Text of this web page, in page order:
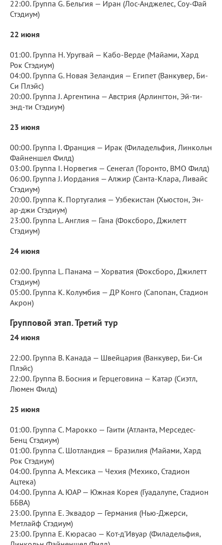
22:00. Группа G. Бельгия — Иран (Лос-Анджелес, Соу-Фай
Стэдиум)
22 июня
01:00. Группа H. Уругвай — Кабо-Верде (Майами, Хард
Рок Стэдиум)
04:00. Группа G. Новая Зеландия — Египет (Ванкувер, Би-
Си Плэйс)
20:00. Группа J. Аргентина — Австрия (Арлингтон, Эй-ти-
энд-ти Стэдиум)
23 июня
00:00. Группа I. Франция — Ирак (Филадельфия, Линкольн
Файненшел Филд)
03:00. Группа I. Норвегия — Сенегал (Торонто, BMO Филд)
06:00. Группа J. Иордания — Алжир (Санта-Клара, Ливайс
Стэдиум)
20:00. Группа K. Португалия — Узбекистан (Хьюстон, Эн-
ар-джи Стэдиум)
23:00. Группа L. Англия — Гана (Фоксборо, Джилетт
Стэдиум)
24 июня
02:00. Группа L. Панама — Хорватия (Фоксборо, Джилетт
Стэдиум)
05:00. Группа K. Колумбия — ДР Конго (Сапопан, Стадион
Акрон)
Групповой этап. Третий тур
24 июня
22:00. Группа B. Канада — Швейцария (Ванкувер, Би-Си
Плэйс)
22:00. Группа B. Босния и Герцеговина — Катар (Сиэтл,
Люмен Филд)
25 июня
01:00. Группа C. Марокко — Гаити (Атланта, Мерседес-
Бенц Стэдиум)
01:00. Группа C. Шотландия — Бразилия (Майами, Хард
Рок Стэдиум)
04:00. Группа A. Мексика — Чехия (Мехико, Стадион
Ацтека)
04:00. Группа A. ЮАР — Южная Корея (Гуадалупе, Стадион
ББВА)
23:00. Группа E. Эквадор — Германия (Нью-Джерси,
Метлайф Стэдиум)
23:00. Группа E. Кюрасао — Кот-д’Ивуар (Филадельфия,